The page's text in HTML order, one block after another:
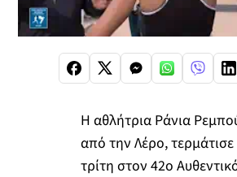
Η αθλήτρια Ράνια
από την Λέρο,
τρίτη στον 42ο